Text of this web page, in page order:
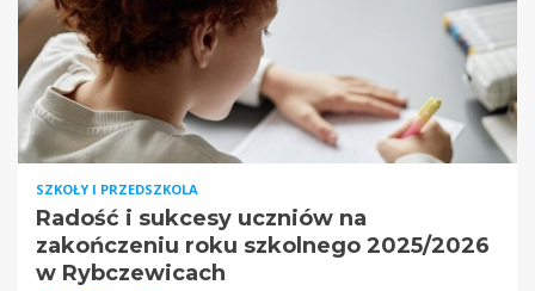
SZKOŁY I PRZEDSZKOLA
Radość i sukcesy uczniów na
zakończeniu roku szkolnego 2025/2026
w Rybczewicach